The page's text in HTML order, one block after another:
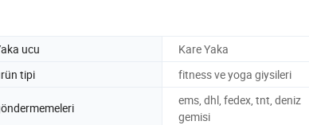
ucu
Kare Yaka
tipi fitness ve yoga giysileri
ems, dhl, fedex, tnt, deniz
gemisi